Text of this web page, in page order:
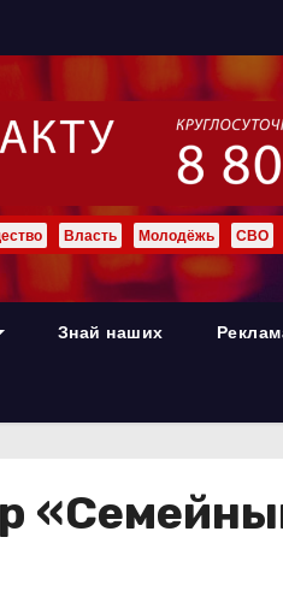
Власть Молодёжь СВО
Знай наших